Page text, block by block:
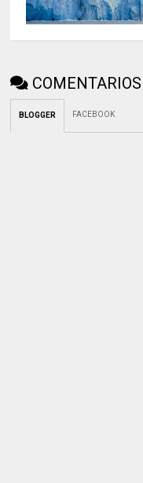
COMENTARIOS
BLOGGER FACEBOOK